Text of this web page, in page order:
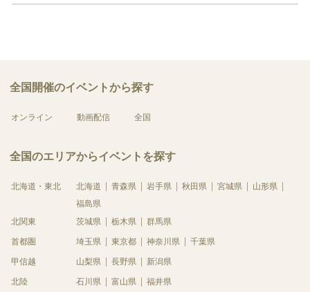
全国開催のイベントから探す
オンライン 動画配信 全国
全国のエリアからイベントを探す
北海道・東北 北海道 青森県 岩手県 秋田県 宮城県
山形県
福島県
北関東
茨城県 栃木県 群馬県
首都圏 埼玉県 東京都 神奈川県 千葉県
甲信越 山梨県 長野県 新潟県
北陸 石川県 富山県 福井県